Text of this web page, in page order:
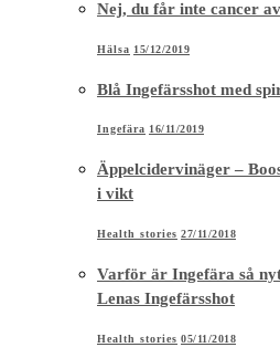
Nej, du får inte cancer
Hälsa 15/12/2019
Blå Ingefärsshot med
Ingefära 16/11/2019
Äppelcidervinäger –
i vikt
Health stories 27/11/2018
Varför är Ingefära så
Lenas Ingefärsshot
Health stories 05/11/2018